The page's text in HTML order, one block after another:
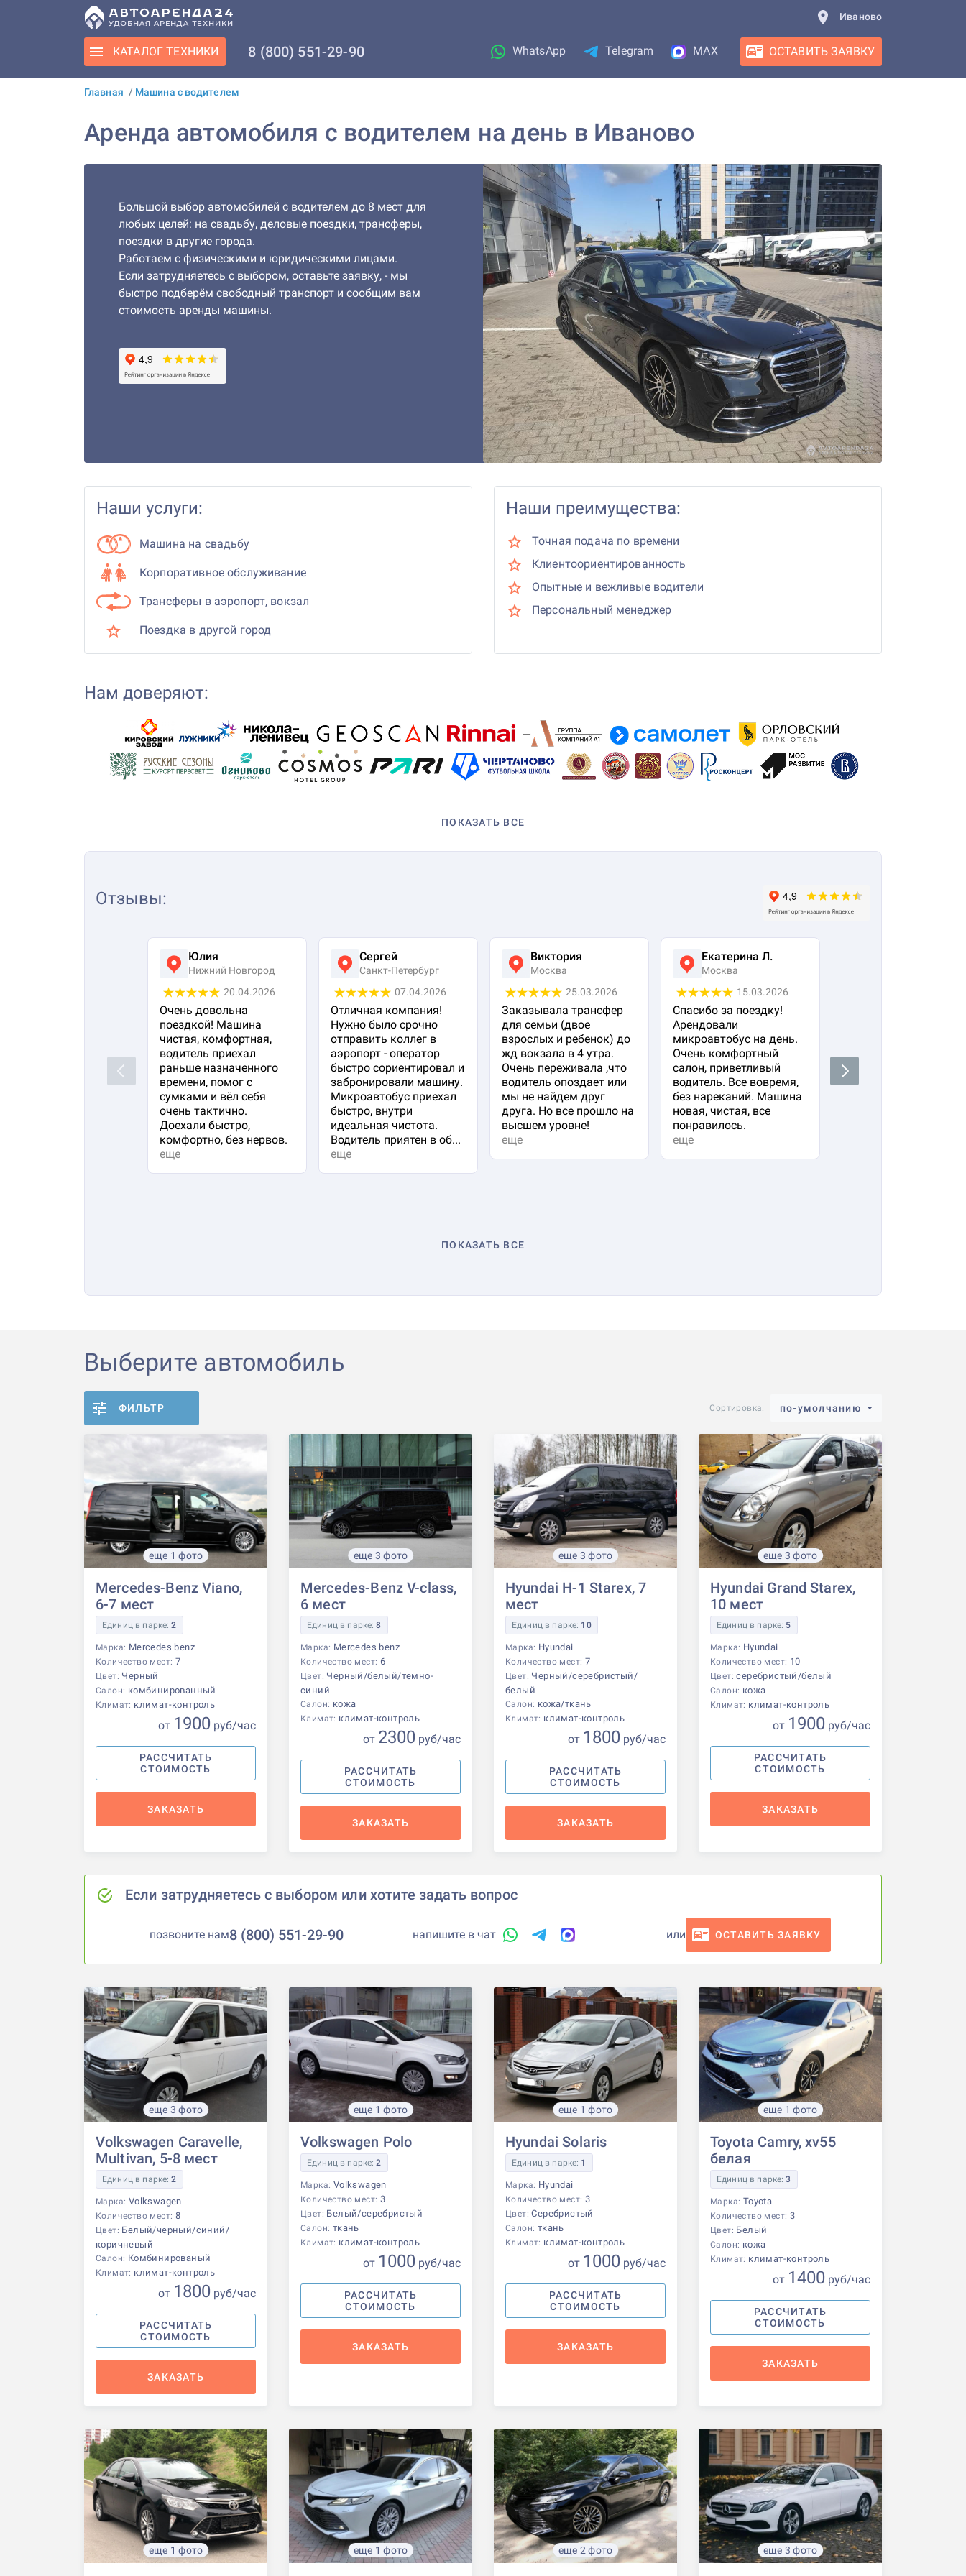
Иваново
КАТАЛОГ ТЕХНИКИ 8 (800) 551-29-90 WhatsApp Telegram MAX ОСТАВИТЬ ЗАЯВКУ
Главная / Машина с водителем
Аренда автомобиля с водителем на день в Иваново
Большой выбор автомобилей с водителем до 8 мест для
любых целей: на свадьбу, деловые поездки, трансферы,
поездки в другие города.
Работаем с физическими и юридическими лицами.
Если затрудняетесь с выбором, оставьте заявку, - мы
быстро подберём свободный транспорт и сообщим вам
стоимость аренды машины.
Наши услуги:
Машина на свадьбу
Корпоративное обслуживание
Трансферы в аэропорт, вокзал
Поездка в другой город
Наши преимущества:
Точная подача по времени
Клиентоориентированность
Опытные и вежливые водители
Персональный менеджер
Нам доверяют:
ПОКАЗАТЬ ВСЕ
Отзывы:
Previous
Юлия
Нижний Новгород
20.04.2026
Очень довольна
поездкой! Машина
чистая, комфортная,
водитель приехал
раньше назначенного
времени, помог с
сумками и вёл себя
очень тактично.
Доехали быстро,
комфортно, без нервов.
еще
Сергей
Санкт-Петербург
07.04.2026
Отличная компания!
Нужно было срочно
отправить коллег в
аэропорт - оператор
быстро сориентировал и
забронировали машину.
Микроавтобус приехал
быстро, внутри
идеальная чистота.
Водитель приятен в об...
еще
Виктория
Москва
25.03.2026
Заказывала трансфер
для семьи (двое
взрослых и ребенок) до
жд вокзала в 4 утра.
Очень переживала ,что
водитель опоздает или
мы не найдем друг
друга. Но все прошло на
высшем уровне!
еще
Екатерина Л.
Москва
15.03.2026
Спасибо за поездку!
Арендовали
микроавтобус на день.
Очень комфортный
салон, приветливый
водитель. Все вовремя,
без нареканий. Машина
новая, чистая, все
понравилось.
еще
очень довольна!
Водитель водит очень
плавно и аккуратно,
Next
ПОКАЗАТЬ ВСЕ
Выберите автомобиль
ФИЛЬТР Сортировка: по-умолчанию
еще 1 фото
Mercedes-Benz Viano,
6-7 мест
Единиц в парке:2
Марка: Mercedes benz
Количество мест: 7
Цвет: Черный
Салон: комбинированный
Климат: климат-контроль
от 1900 руб/час
РАССЧИТАТЬ
СТОИМОСТЬ
ЗАКАЗАТЬ
еще 3 фото
Mercedes-Benz V-class,
6 мест
Единиц в парке:8
Марка: Mercedes benz
Количество мест: 6
Цвет: Черный/белый/темно-
синий
Салон: кожа
Климат: климат-контроль
от 2300 руб/час
РАССЧИТАТЬ
СТОИМОСТЬ
ЗАКАЗАТЬ
еще 3 фото
Hyundai H-1 Starex, 7
мест
Единиц в парке: 10
Марка: Hyundai
Количество мест: 7
Цвет: Черный/серебристый/
белый
Салон: кожа/ткань
Климат: климат-контроль
от 1800 руб/час
РАССЧИТАТЬ
СТОИМОСТЬ
ЗАКАЗАТЬ
еще 3 фото
Hyundai Grand Starex,
10 мест
Единиц в парке: 5
Марка: Hyundai
Количество мест: 10
Цвет:серебристый/белый
Салон: кожа
Климат: климат-контроль
от 1900 руб/час
РАССЧИТАТЬ
СТОИМОСТЬ
ЗАКАЗАТЬ
Если затрудняетесь с выбором или хотите задать вопрос
позвоните нам8 (800) 551-29-90 напишите в чат или ОСТАВИТЬ ЗАЯВКУ
еще 3 фото
Volkswagen Caravelle,
Multivan, 5-8 мест
Единиц в парке:2
Марка: Volkswagen
Количество мест: 8
Цвет: Белый/черный/синий/
коричневый
Салон: Комбинированый
Климат: климат-контроль
от 1800 руб/час
РАССЧИТАТЬ
СТОИМОСТЬ
ЗАКАЗАТЬ
еще 1 фото
Volkswagen Polo
Единиц в парке:2
Марка: Volkswagen
Количество мест: 3
Цвет: Белый/серебристый
Салон: ткань
Климат: климат-контроль
от 1000 руб/час
РАССЧИТАТЬ
СТОИМОСТЬ
ЗАКАЗАТЬ
еще 1 фото
Hyundai Solaris
Единиц в парке: 1
Марка: Hyundai
Количество мест: 3
Цвет:Серебристый
Салон: ткань
Климат: климат-контроль
от 1000 руб/час
РАССЧИТАТЬ
СТОИМОСТЬ
ЗАКАЗАТЬ
еще 1 фото
Toyota Camry, xv55
белая
Единиц в парке:3
Марка: Toyota
Количество мест: 3
Цвет: Белый
Салон: кожа
Климат: климат-контроль
от 1400 руб/час
РАССЧИТАТЬ
СТОИМОСТЬ
ЗАКАЗАТЬ
еще 1 фото еще 1 фото еще 2 фото еще 3 фото